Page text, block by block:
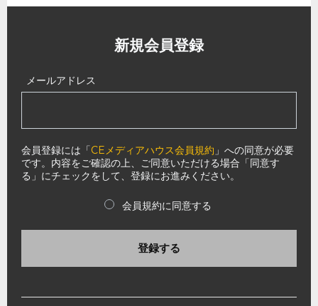
新規会員登録
メールアドレス
会員登録には「CEメディアハウス会員規約 」への同意が必要
です。内容をご確認の上、ご同意いただける場合「同意す
る」にチェックをして、登録にお進みください。
会員規約に同意する
登録する